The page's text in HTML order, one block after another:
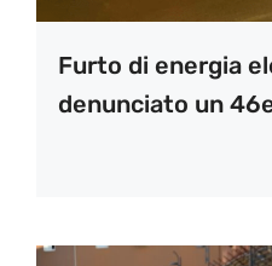
Furto di energia
denunciato un